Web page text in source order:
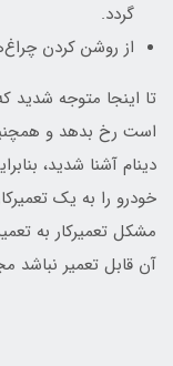
گردد.
از روشن کردن
تا اینجا متوجه شدید
است رخ بدهد و
دینام آشنا شدید،
خودرو را به یک
مشکل تعمیرکار به
آن قابل تعمیر نباشد